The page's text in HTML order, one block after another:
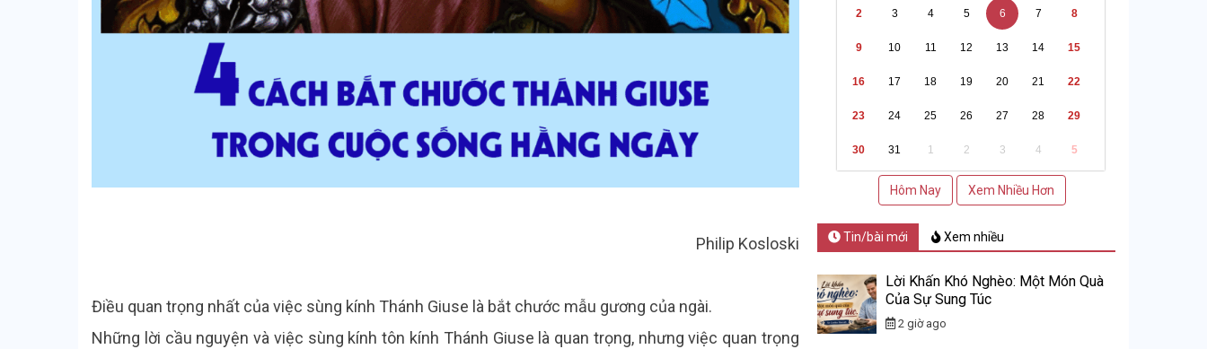
Philip Kosloski
Điều quan trọng nhất của việc sùng kính Thánh Giuse là bắt chước mẫu gương của ngài.
Những lời cầu nguyện và việc sùng kính tôn kính Thánh Giuse là quan trọng, nhưng việc quan trọng
2 3 4 5 6 7 8
9 10 11 12 13 14 15
16 17 18 19 20 21 22
23 24 25 26 27 28 29
30 31 1 2 3 4 5
Hôm Nay Xem Nhiều Hơn
Tin/bài mới Xem nhiều
Lời Khấn Khó Nghèo: Một Món Quà
Của Sự Sung Túc
2 giờ ago